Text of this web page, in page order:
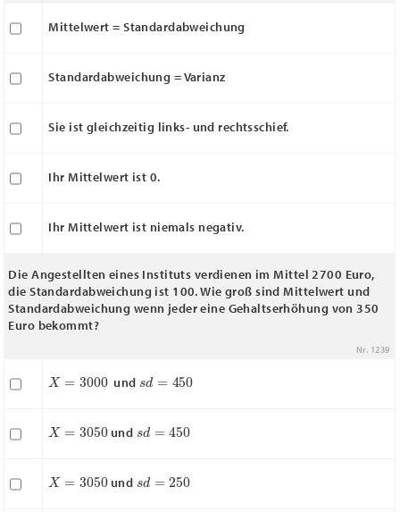
Mittelwert = Standardabweichung
Standardabweichung = Varianz
Sie ist gleichzeitig links- und rechtsschief.
Ihr Mittelwert ist 0.
Ihr Mittelwert ist niemals negativ.
Die Angestellten eines Instituts verdienen im Mittel 2700 Euro,
die Standardabweichung ist 100. Wie groß sind Mittelwert und
Standardabweichung wenn jeder eine Gehaltserhöhung von 350
Euro bekommt?
Nr. 1239
X― =3000und d 450
X― =3050und d 450
X― =3050und d 250